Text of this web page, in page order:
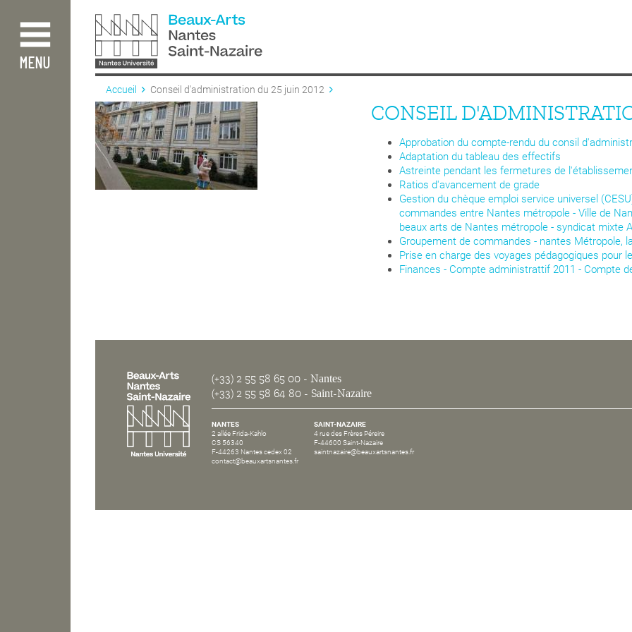
contenu
principal
MENU
Accueil Conseil d'administration du 25 juin 2012
CONSEIL
Approbation du compte-rendu du consil
Adaptation du tableau des effectifs
Astreinte pendant les fermetures de
Ratios d'avancement de grade
Gestion du chèque emploi service universel
commandes entre Nantes métropole - Ville de
beaux arts de Nantes métropole - syndicat mixte
Groupement de commandes - nantes Métropole,
Prise en charge des voyages pédagogiques pour
Finances - Compte administrattif 2011 - Compte
(+33) 2 55 58 65 00 - Nantes
(+33) 2 55 58 64 80 - Saint-Nazaire
NANTES
2 allée Frida-Kahlo
CS 56340
F-44263 Nantes cedex 02
contact@beauxartsnantes.fr
SAINT-NAZAIRE
4 rue des Frères Péreire
F-44600 Saint-Nazaire
saintnazaire@beauxartsnantes.fr